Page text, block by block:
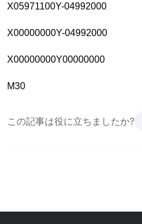
X05971100Y-04992000
X00000000Y-04992000
X00000000Y00000000
M30
この記事は役に立ちましたか?